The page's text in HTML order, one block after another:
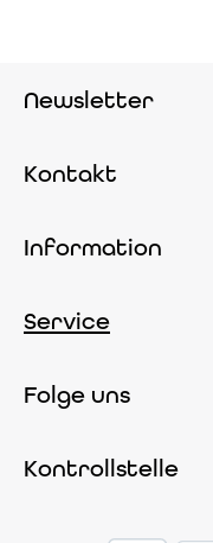
Newsletter
Kontakt
Information
Service
Folge uns
Kontrollstelle